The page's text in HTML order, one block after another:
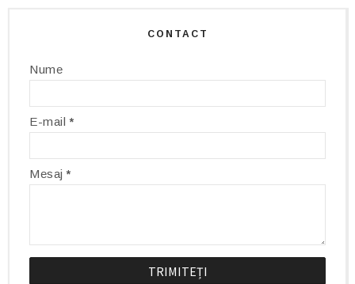
CONTACT
Nume
E-mail*
Mesaj*